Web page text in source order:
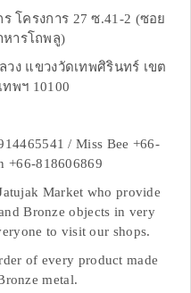
งการ 27 ซ.41-2 (ซอย
หารโถพลู)
ขวงวัดเทพศิรินทร์ เขต
พฯ 10100
/ Miss Bee +66-
+66-818606869
Market who provide
Bronze objects in very
to visit our shops.
of every product made
metal.